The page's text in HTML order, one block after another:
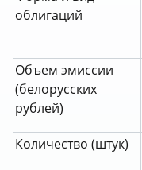
облигаций
Объем эмиссии
(белорусских
рублей)
Количество (штук)